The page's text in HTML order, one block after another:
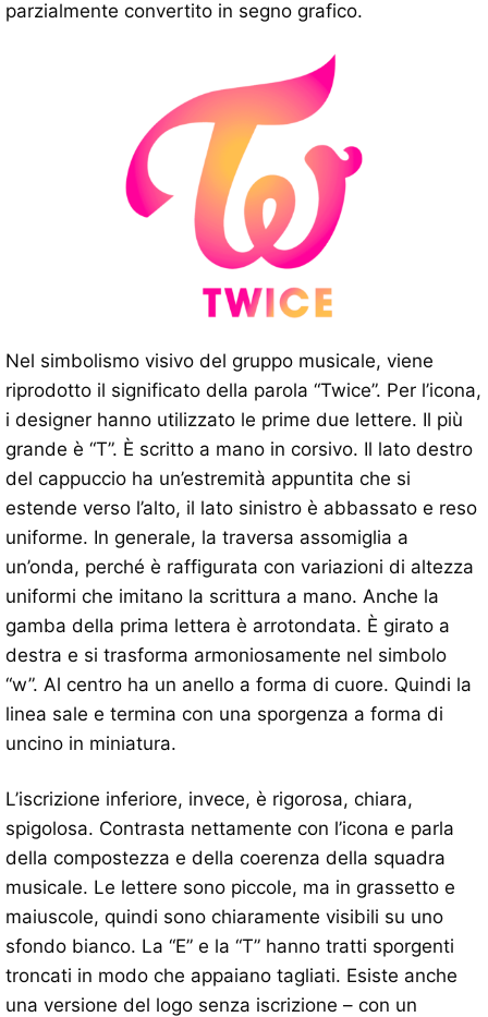
parzialmente convertito in segno grafico.
Nel simbolismo visivo del gruppo musicale, viene
riprodotto il significato della parola “Twice”. Per l’icona,
i designer hanno utilizzato le prime due lettere. Il più
grande è “T”. È scritto a mano in corsivo. Il lato destro
del cappuccio ha un’estremità appuntita che si
estende verso l’alto, il lato sinistro è abbassato e reso
uniforme. In generale, la traversa assomiglia a
un’onda, perché è raffigurata con variazioni di altezza
uniformi che imitano la scrittura a mano. Anche la
gamba della prima lettera è arrotondata. È girato a
destra e si trasforma armoniosamente nel simbolo
“w”. Al centro ha un anello a forma di cuore. Quindi la
linea sale e termina con una sporgenza a forma di
uncino in miniatura.
L’iscrizione inferiore, invece, è rigorosa, chiara,
spigolosa. Contrasta nettamente con l’icona e parla
della compostezza e della coerenza della squadra
musicale. Le lettere sono piccole, ma in grassetto e
maiuscole, quindi sono chiaramente visibili su uno
sfondo bianco. La “E” e la “T” hanno tratti sporgenti
troncati in modo che appaiano tagliati. Esiste anche
una versione del logo senza iscrizione – con un